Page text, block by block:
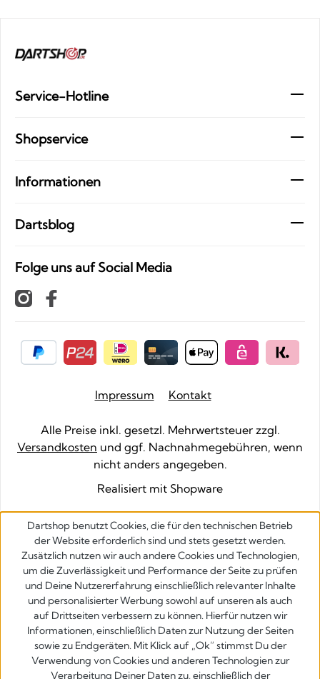
Service-Hotline
Shopservice
Informationen
Dartsblog
Folge uns auf Social Media
Impressum Kontakt
Alle Preise inkl. gesetzl. Mehrwertsteuer zzgl.
Versandkosten und ggf. Nachnahmegebühren, wenn
nicht anders angegeben.
Realisiert mit Shopware
Dartshop benutzt Cookies, die für den technischen Betrieb
der Website erforderlich sind und stets gesetzt werden.
Zusätzlich nutzen wir auch andere Cookies und Technologien,
um die Zuverlässigkeit und Performance der Seite zu prüfen
und Deine Nutzererfahrung einschließlich relevanter Inhalte
und personalisierter Werbung sowohl auf unseren als auch
auf Drittseiten verbessern zu können. Hierfür nutzen wir
Informationen, einschließlich Daten zur Nutzung der Seiten
sowie zu Endgeräten. Mit Klick auf „Ok” stimmst Du der
Verwendung von Cookies und anderen Technologien zur
Verarbeitung Deiner Daten zu, einschließlich der